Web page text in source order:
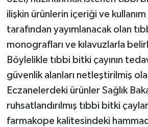
ilişkin ürünlerin içeriği ve
tarafından yayımlanacak olan
monografları ve kılavuzlarla
Böylelikle tıbbi bitki çayının
güvenlik alanları netleştirilmiş
Eczanelerdeki ürünler Sağlık
ruhsatlandırılmış tıbbi bitki
farmakope kalitesindeki